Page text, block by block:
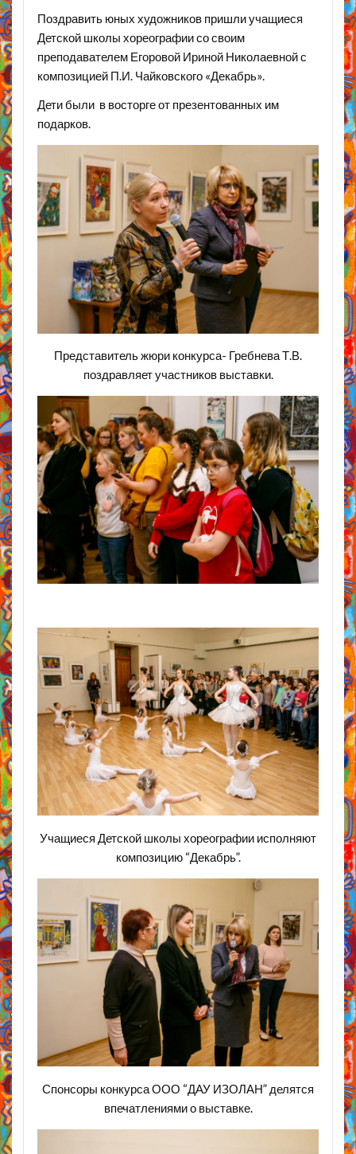
Поздравить юных художников пришли учащиеся
Детской школы хореографии со своим
преподавателем Егоровой Ириной Николаевной с
композицией П.И. Чайковского «Декабрь».
Дети были в восторге от презентованных им
подарков.
Представитель жюри конкурса- Гребнева Т.В.
поздравляет участников выставки.
Учащиеся Детской школы хореографии исполняют
композицию “Декабрь”.
Спонсоры конкурса ООО “ДАУ ИЗОЛАН” делятся
впечатлениями о выставке.